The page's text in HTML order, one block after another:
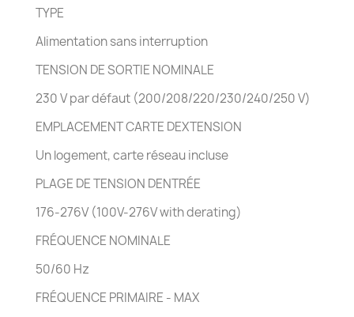
TYPE
Alimentation sans interruption
TENSION DE SORTIE NOMINALE
230 V par défaut (200/208/220/230/240/250 V)
EMPLACEMENT CARTE DEXTENSION
Un logement, carte réseau incluse
PLAGE DE TENSION DENTRÉE
176-276V (100V-276V with derating)
FRÉQUENCE NOMINALE
50/60 Hz
FRÉQUENCE PRIMAIRE - MAX